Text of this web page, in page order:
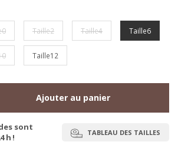
Taille2 Taille4 Taille6
Taille12
Ajouter au panier
sont
h !
TABLEAU DES TAILLES